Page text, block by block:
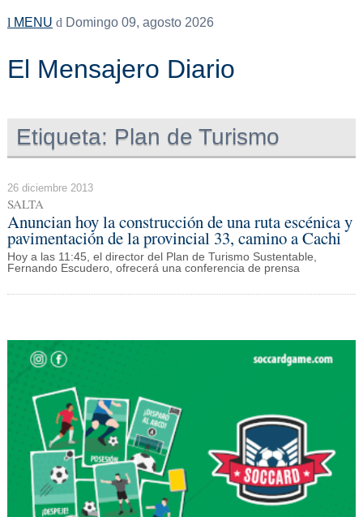
MENU Domingo 09, agosto 2026
El Mensajero Diario
Etiqueta: Plan de Turismo
26 diciembre 2013
SALTA
Anuncian hoy la construcción de una ruta escénica y
pavimentación de la provincial 33, camino a Cachi
Hoy a las 11:45, el director del Plan de Turismo Sustentable,
Fernando Escudero, ofrecerá una conferencia de prensa